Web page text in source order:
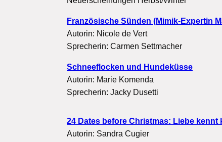
Französische Sünden (Mimik-Expertin
Autorin: Nicole de Vert
Sprecherin: Carmen Settmacher
Schneeflocken und Hundeküsse
Autorin: Marie Komenda
Sprecherin: Jacky Dusetti
24 Dates before Christmas: Liebe kennt
Autorin: Sandra Cugier